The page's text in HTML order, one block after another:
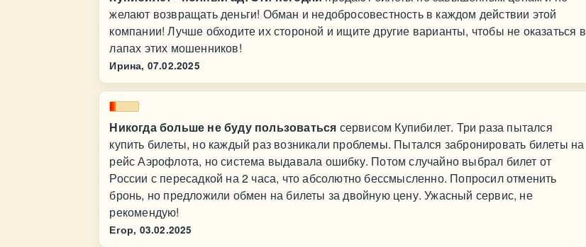
желают возвращать деньги! Обман и недобросовестность в каждом действии этой
компании! Лучше обходите их стороной и ищите другие варианты, чтобы не оказаться в
лапах этих мошенников!
Ирина, 07.02.2025
Никогда больше не буду пользоваться сервисом Купибилет. Три раза пытался
купить билеты, но каждый раз возникали проблемы. Пытался забронировать билеты на
рейс Аэрофлота, но система выдавала ошибку. Потом случайно выбрал билет от
России с пересадкой на 2 часа, что абсолютно бессмысленно. Попросил отменить
бронь, но предложили обмен на билеты за двойную цену. Ужасный сервис, не
рекомендую!
Егор, 03.02.2025